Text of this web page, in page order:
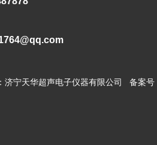
济宁天华超声电子仪器有限公司 备案号